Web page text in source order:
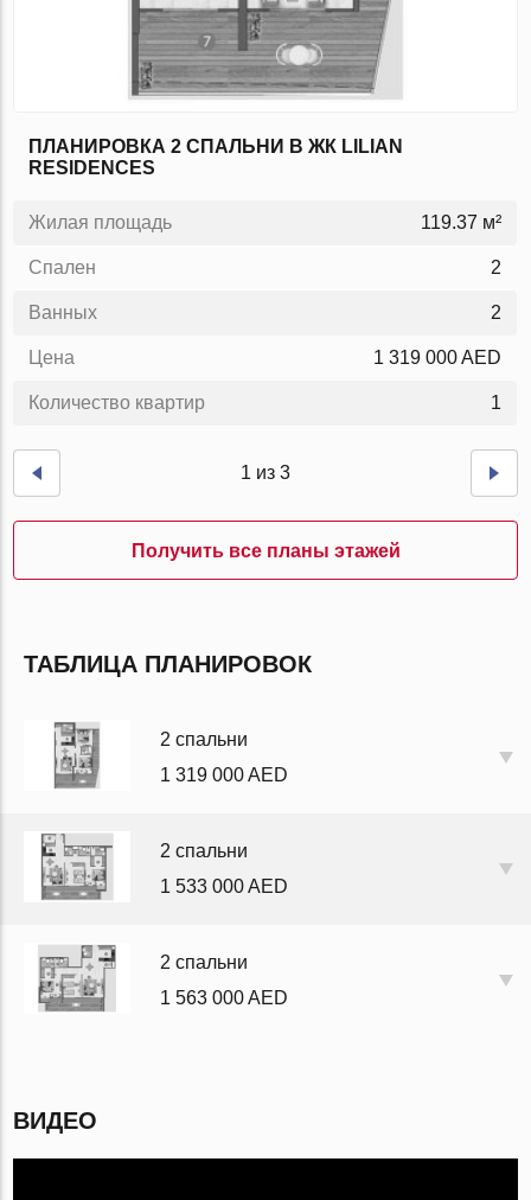
ПЛАНИРОВКА 2 СПАЛЬНИ В ЖК LILIAN
RESIDENCES
Жилая площадь 119.37 м²
Спален 2
Ванных 2
Цена 1 319 000 AED
Количество квартир 1
Получить все планы этажей
1 из 3
ТАБЛИЦА ПЛАНИРОВОК
2 спальни
1 319 000 AED
2 спальни
1 533 000 AED
2 спальни
1 563 000 AED
ВИДЕО